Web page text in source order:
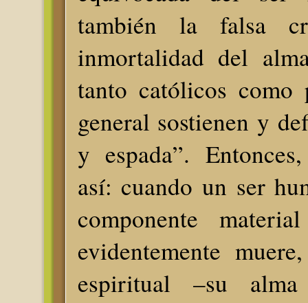
también la falsa
inmortalidad del
tanto católicos como
general sostienen y
y espada”.
así: cuando un ser
componente
evidentemente
espiritual –su